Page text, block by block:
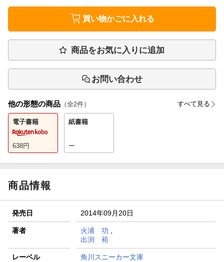
買い物かごに入れる
商品をお気に入りに追加
お問い合わせ
他の形態の商品 （全2件） すべて見る
電子書籍
638円
紙書籍
ー
商品情報
発売日 2014年09月20日
著者 火浦 功
出渕 裕
レーベル 角川スニーカー文庫